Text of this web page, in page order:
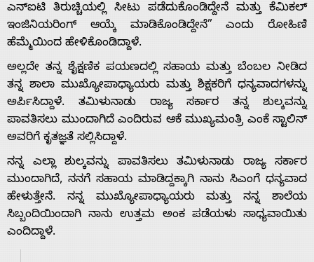
Home
About
Us
Advertise
With
ಎನ್‌ಐಟಿ ತಿರುಚ್ಚಿಯಲ್ಲಿ ಸೀಟು ಪಡೆದುಕೊಂಡಿದ್ದೇನೆ ಮತ್ತು ಕೆಮಿಕಲ್
ಇಂಜಿನಿಯರಿಂಗ್ ಆಯ್ಕೆ ಮಾಡಿಕೊಂಡಿದ್ದೇನೆ” ಎಂದು ರೋಹಿಣಿ
ಹೆಮ್ಮೆಯಿಂದ ಹೇಳಿಕೊಂಡಿದ್ದಾಳೆ.
ಅಲ್ಲದೇ ತನ್ನ ಶೈಕ್ಷಣಿಕ ಪಯಣದಲ್ಲಿ ಸಹಾಯ ಮತ್ತು ಬೆಂಬಲ ನೀಡಿದ
ತನ್ನ ಶಾಲಾ ಮುಖ್ಯೋಪಾಧ್ಯಾಯರು ಮತ್ತು ಶಿಕ್ಷಕರಿಗೆ ಧನ್ಯವಾದಗಳನ್ನು
ಅರ್ಪಿಸಿದ್ದಾಳೆ. ತಮಿಳುನಾಡು ರಾಜ್ಯ ಸರ್ಕಾರ ತನ್ನ ಶುಲ್ಕವನ್ನು
ಪಾವತಿಸಲು ಮುಂದಾಗಿದೆ ಎಂದಿರುವ ಆಕೆ ಮುಖ್ಯಮಂತ್ರಿ ಎಂಕೆ ಸ್ಟಾಲಿನ್
ಅವರಿಗೆ ಕೃತಜ್ಞತೆ ಸಲ್ಲಿಸಿದ್ದಾಳೆ.
ನನ್ನ ಎಲ್ಲಾ ಶುಲ್ಕವನ್ನು ಪಾವತಿಸಲು ತಮಿಳುನಾಡು ರಾಜ್ಯ ಸರ್ಕಾರ
ಮುಂದಾಗಿದೆ, ನನಗೆ ಸಹಾಯ ಮಾಡಿದ್ದಕ್ಕಾಗಿ ನಾನು ಸಿಎಂಗೆ ಧನ್ಯವಾದ
ಹೇಳುತ್ತೇನೆ. ನನ್ನ ಮುಖ್ಯೋಪಾಧ್ಯಾಯರು ಮತ್ತು ನನ್ನ ಶಾಲೆಯ
ಸಿಬ್ಬಂದಿಯಿಂದಾಗಿ ನಾನು ಉತ್ತಮ ಅಂಕ ಪಡೆಯಳು ಸಾಧ್ಯವಾಯಿತು
ಎಂದಿದ್ದಾಳೆ.